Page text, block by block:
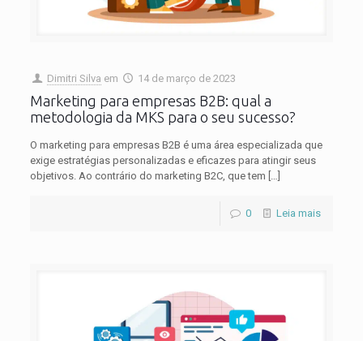
Dimitri Silva em 14 de março de 2023
Marketing para empresas B2B: qual a
metodologia da MKS para o seu sucesso?
O marketing para empresas B2B é uma área especializada que
exige estratégias personalizadas e eficazes para atingir seus
objetivos. Ao contrário do marketing B2C, que tem […]
0 Leia mais